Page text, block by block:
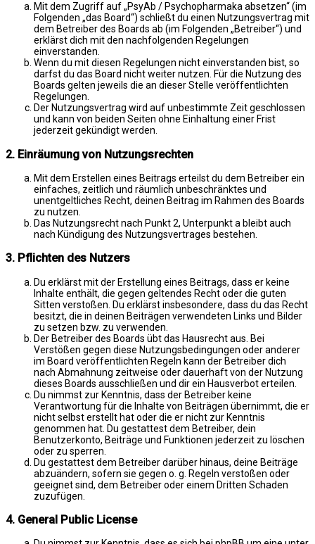
Mit dem Zugriff auf „PsyAb / Psychopharmaka absetzen“ (im
Folgenden „das Board“) schließt du einen Nutzungsvertrag mit
dem Betreiber des Boards ab (im Folgenden „Betreiber“) und
erklärst dich mit den nachfolgenden Regelungen
einverstanden.
Wenn du mit diesen Regelungen nicht einverstanden bist, so
darfst du das Board nicht weiter nutzen. Für die Nutzung des
Boards gelten jeweils die an dieser Stelle veröffentlichten
Regelungen.
Der Nutzungsvertrag wird auf unbestimmte Zeit geschlossen
und kann von beiden Seiten ohne Einhaltung einer Frist
jederzeit gekündigt werden.
2. Einräumung von Nutzungsrechten
Mit dem Erstellen eines Beitrags erteilst du dem Betreiber ein
einfaches, zeitlich und räumlich unbeschränktes und
unentgeltliches Recht, deinen Beitrag im Rahmen des Boards
zu nutzen.
Das Nutzungsrecht nach Punkt 2, Unterpunkt a bleibt auch
nach Kündigung des Nutzungsvertrages bestehen.
3. Pflichten des Nutzers
Du erklärst mit der Erstellung eines Beitrags, dass er keine
Inhalte enthält, die gegen geltendes Recht oder die guten
Sitten verstoßen. Du erklärst insbesondere, dass du das Recht
besitzt, die in deinen Beiträgen verwendeten Links und Bilder
zu setzen bzw. zu verwenden.
Der Betreiber des Boards übt das Hausrecht aus. Bei
Verstößen gegen diese Nutzungsbedingungen oder anderer
im Board veröffentlichten Regeln kann der Betreiber dich
nach Abmahnung zeitweise oder dauerhaft von der Nutzung
dieses Boards ausschließen und dir ein Hausverbot erteilen.
Du nimmst zur Kenntnis, dass der Betreiber keine
Verantwortung für die Inhalte von Beiträgen übernimmt, die er
nicht selbst erstellt hat oder die er nicht zur Kenntnis
genommen hat. Du gestattest dem Betreiber, dein
Benutzerkonto, Beiträge und Funktionen jederzeit zu löschen
oder zu sperren.
Du gestattest dem Betreiber darüber hinaus, deine Beiträge
abzuändern, sofern sie gegen o. g. Regeln verstoßen oder
geeignet sind, dem Betreiber oder einem Dritten Schaden
zuzufügen.
4. General Public License